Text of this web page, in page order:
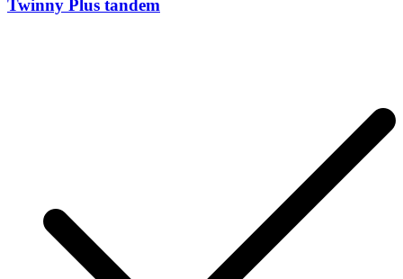
Twinny Plus tandem